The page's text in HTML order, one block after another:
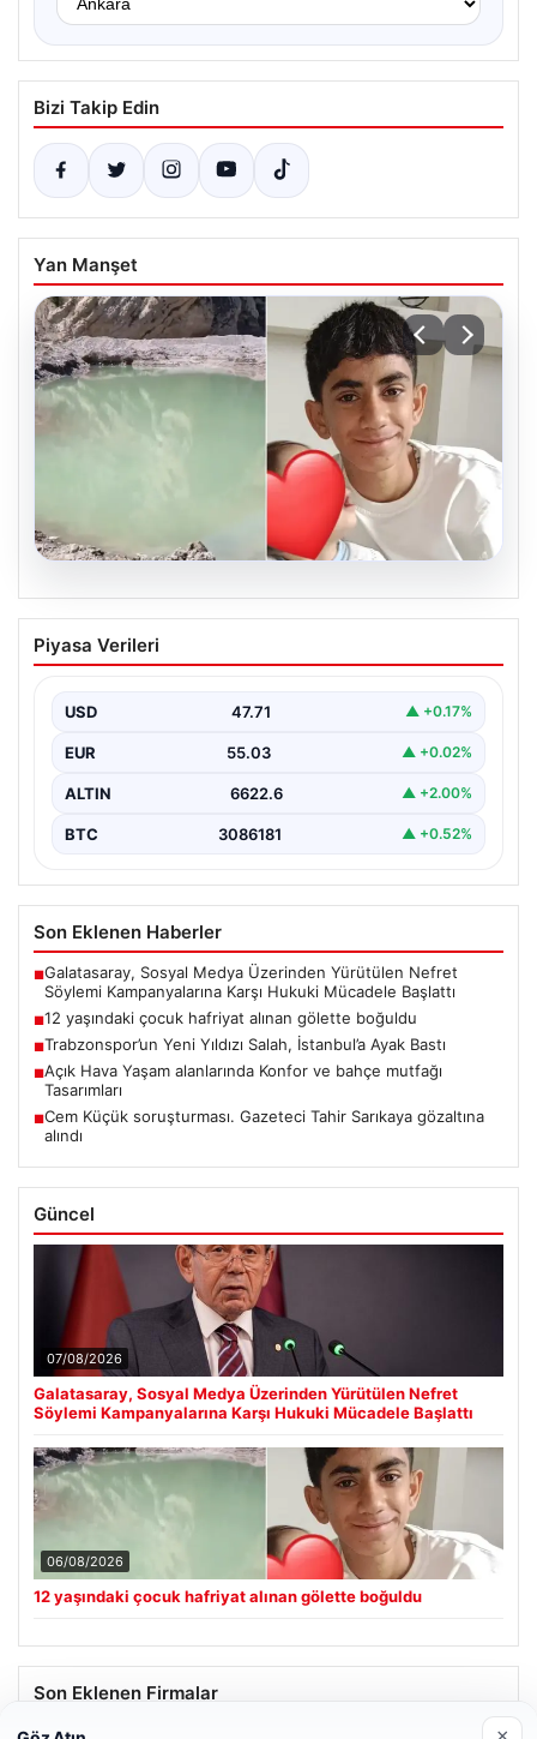
Bizi Takip Edin
Yan Manşet
12 yaşındaki çocuk hafriyat alınan
gölette boğuldu
Boğuldu”, “content”: “ Erzurum’un Oltu ilçesinde
gerçekleşen…
Piyasa Verileri
USD 47.71 ▲ +0.17%
EUR 55.03 ▲ +0.02%
ALTIN 6622.6 ▲ +2.00%
BTC 3086181 ▲ +0.52%
Son Eklenen Haberler
■Galatasaray, Sosyal Medya Üzerinden Yürütülen Nefret
Söylemi Kampanyalarına Karşı Hukuki Mücadele Başlattı
■12 yaşındaki çocuk hafriyat alınan gölette boğuldu
■Trabzonspor’un Yeni Yıldızı Salah, İstanbul’a Ayak Bastı
■Açık Hava Yaşam alanlarında Konfor ve bahçe mutfağı
Tasarımları
■Cem Küçük soruşturması. Gazeteci Tahir Sarıkaya gözaltına
alındı
Güncel
07/08/2026
Galatasaray, Sosyal Medya Üzerinden Yürütülen Nefret
Söylemi Kampanyalarına Karşı Hukuki Mücadele Başlattı
06/08/2026
12 yaşındaki çocuk hafriyat alınan gölette boğuldu
Son Eklenen Firmalar